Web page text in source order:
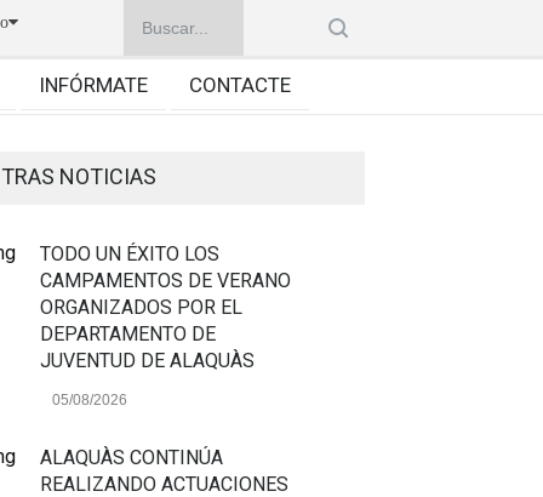
INFÓRMATE CONTACTE
NOTICIAS
TODO UN ÉXITO LOS
CAMPAMENTOS DE VERANO
ORGANIZADOS POR EL
DEPARTAMENTO DE
JUVENTUD DE ALAQUÀS
05/08/2026
ALAQUÀS CONTINÚA
REALIZANDO ACTUACIONES